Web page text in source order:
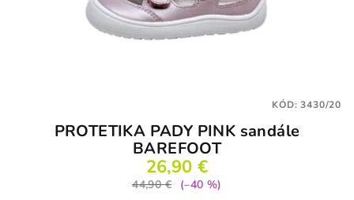
PROTETIKA PADY PINK sandále
BAREFOOT
26,90 €
44,90 € (–40 %)
KÓD:3430/20